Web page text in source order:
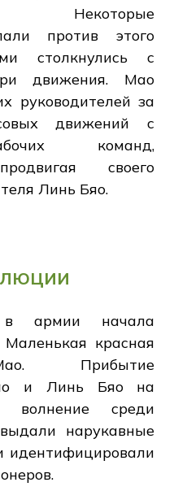
Некоторые
против этого
столкнулись с
движения. Мао
руководителей за
движений с
команд,
своего
Линь Бяо.
армии начала
Маленькая красная
Прибытие
и Линь Бяо на
волнение среди
нарукавные
идентифицировали